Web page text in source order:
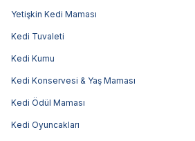
Yetişkin Kedi Maması
Kedi Tuvaleti
Kedi Kumu
Kedi Konservesi & Yaş Maması
Kedi Ödül Maması
Kedi Oyuncakları